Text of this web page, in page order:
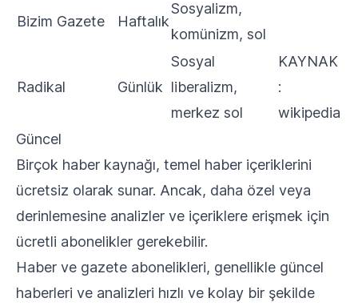
Bizim Gazete Haftalık
Sosyalizm,
komünizm, sol
Radikal Günlük
Sosyal
liberalizm,
merkez sol
KAYNAK
:
⁠wikipedia
Güncel
Birçok haber kaynağı, temel haber içeriklerini
ücretsiz olarak sunar. Ancak, daha özel veya
derinlemesine analizler ve içeriklere erişmek için
ücretli abonelikler gerekebilir.
Haber ve gazete abonelikleri, genellikle güncel
haberleri ve analizleri hızlı ve kolay bir şekilde